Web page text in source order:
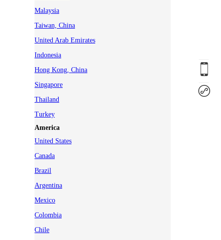
Malaysia
Taiwan, China
United Arab Emirates
Indonesia
Hong Kong, China
Singapore
Thailand
Turkey
America
United States
Canada
Brazil
Argentina
Mexico
Colombia
Chile